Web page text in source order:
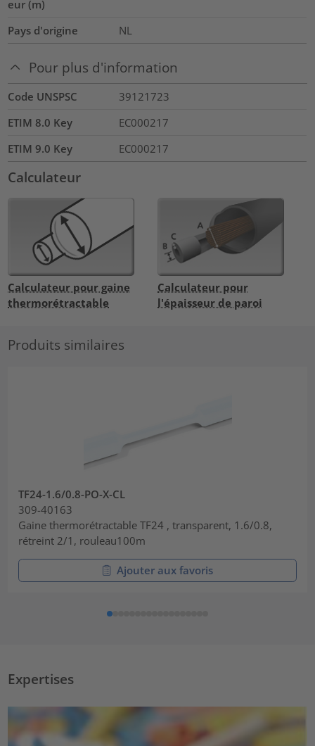
eur (m)
Pays d'origine
NL
Pour plus d'information
Code UNSPSC
39121723
ETIM 8.0 Key
EC000217
ETIM 9.0 Key
EC000217
Calculateur
Calculateur pour gaine
thermorétractable
Calculateur pour
l'épaisseur de paroi
Produits similaires
TF24-1.6/0.8-PO-X-CL
309-40163
Gaine thermorétractable TF24 , transparent, 1.6/0.8,
rétreint 2/1, rouleau100m
Ajouter aux favoris
Expertises